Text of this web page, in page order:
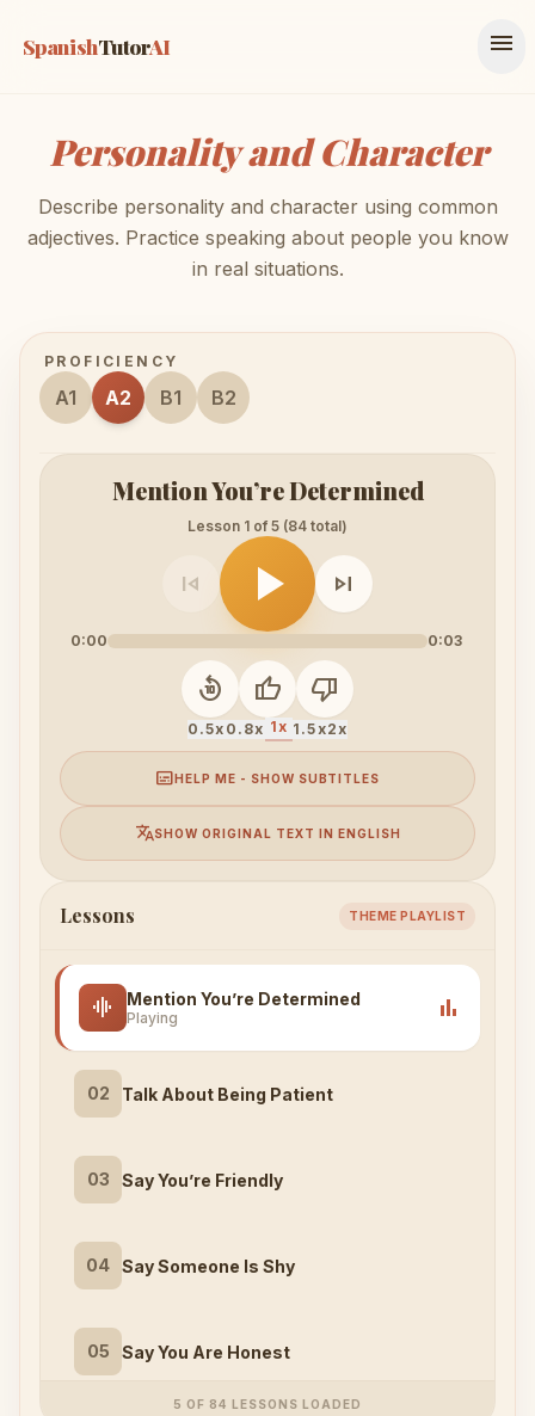
SpanishTutorAI menu
Personality and Character
Describe personality and character using common
adjectives. Practice speaking about people you know
in real situations.
PROFICIENCY
A1 A2 B1 B2
Mention You’re Determined
Lesson 1 of 5 (84 total)
skip_previous play_arrow skip_next
0:00 0:03
replay_10
0.5x 0.8x 1x 1.5x2x
thumb_up thumb_down
subtitlesHELP ME - SHOW SUBTITLES
translateSHOW ORIGINAL TEXT IN ENGLISH
Lessons THEME PLAYLIST
graphic_eq Mention You’re Determined
Playing bar_chart
02 Talk About Being Patient
03 Say You’re Friendly
04 Say Someone Is Shy
05 Say You Are Honest
5 OF 84 LESSONS LOADED